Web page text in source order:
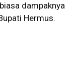
dampaknya
Hermus.